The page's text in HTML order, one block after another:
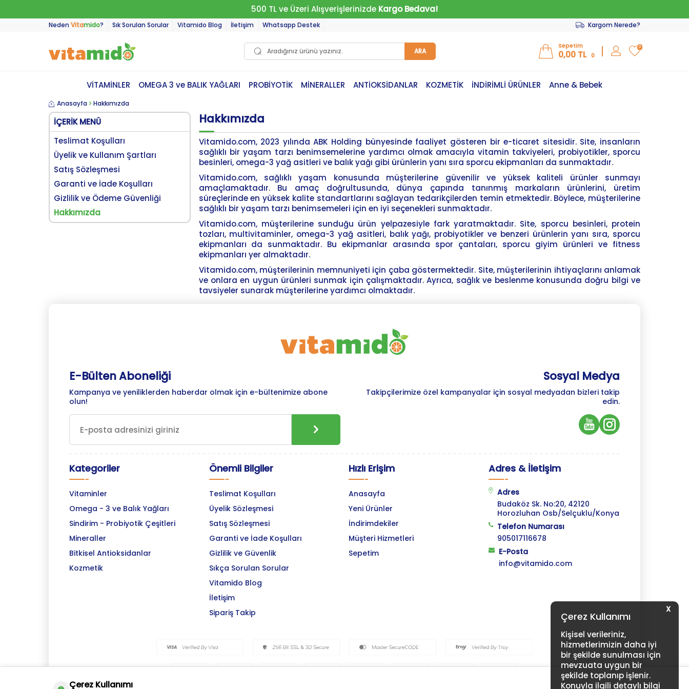
X
Çerez Kullanımı
Kişisel verileriniz,
hizmetlerimizin daha iyi
bir şekilde sunulması için
mevzuata uygun bir
şekilde toplanıp işlenir.
Konuyla ilgili detaylı bilgi
500 TL ve Üzeri Alışverişlerinizde Kargo Bedava!
Neden Vitamido? Sık Sorulan Sorular Vitamido Blog İletişim Whatsapp Destek Kargom Nerede?
ARA
Sepetim
0,00 TL 0
0
VİTAMİNLER OMEGA 3 ve BALIK YAĞLARI PROBİYOTİK MİNERALLER ANTİOKSİDANLAR KOZMETİK İNDİRİMLİ ÜRÜNLER Anne & Bebek
Anasayfa Hakkımızda
İÇERIK MENÜ
Teslimat Koşulları
Üyelik ve Kullanım Şartları
Satış Sözleşmesi
Garanti ve İade Koşulları
Gizlilik ve Ödeme Güvenliği
Hakkımızda
Hakkımızda
Vitamido.com, 2023 yılında ABK Holding bünyesinde faaliyet gösteren bir e-ticaret sitesidir. Site, insanların
sağlıklı bir yaşam tarzı benimsemelerine yardımcı olmak amacıyla vitamin takviyeleri, probiyotikler, sporcu
besinleri, omega-3 yağ asitleri ve balık yağı gibi ürünlerin yanı sıra sporcu ekipmanları da sunmaktadır.
Vitamido.com, sağlıklı yaşam konusunda müşterilerine güvenilir ve yüksek kaliteli ürünler sunmayı
amaçlamaktadır. Bu amaç doğrultusunda, dünya çapında tanınmış markaların ürünlerini, üretim
süreçlerinde en yüksek kalite standartlarını sağlayan tedarikçilerden temin etmektedir. Böylece, müşterilerine
sağlıklı bir yaşam tarzı benimsemeleri için en iyi seçenekleri sunmaktadır.
Vitamido.com, müşterilerine sunduğu ürün yelpazesiyle fark yaratmaktadır. Site, sporcu besinleri, protein
tozları, multivitaminler, omega-3 yağ asitleri, balık yağı, probiyotikler ve benzeri ürünlerin yanı sıra, sporcu
ekipmanları da sunmaktadır. Bu ekipmanlar arasında spor çantaları, sporcu giyim ürünleri ve fitness
ekipmanları yer almaktadır.
Vitamido.com, müşterilerinin memnuniyeti için çaba göstermektedir. Site, müşterilerinin ihtiyaçlarını anlamak
ve onlara en uygun ürünleri sunmak için çalışmaktadır. Ayrıca, sağlık ve beslenme konusunda doğru bilgi ve
tavsiyeler sunarak müşterilerine yardımcı olmaktadır.
E-Bülten Aboneliği
Kampanya ve yeniliklerden haberdar olmak için e-bültenimize abone
olun!
Sosyal Medya
Takipçilerimize özel kampanyalar için sosyal medyadan bizleri takip
edin.
Kategoriler
Vitaminler
Omega - 3 ve Balık Yağları
Sindirim - Probiyotik Çeşitleri
Mineraller
Bitkisel Antioksidanlar
Kozmetik
Önemli Bilgiler
Teslimat Koşulları
Üyelik Sözleşmesi
Satış Sözleşmesi
Garanti ve İade Koşulları
Gizlilik ve Güvenlik
Sıkça Sorulan Sorular
Vitamido Blog
İletişim
Sipariş Takip
Hızlı Erişim
Anasayfa
Yeni Ürünler
İndirimdekiler
Müşteri Hizmetleri
Sepetim
Adres & İletişim
Adres
Budaköz Sk. No:20, 42120
Horozluhan Osb/Selçuklu/Konya
Telefon Numarası
905017116678
E-Posta
info@vitamido.com
Çerez Kullanımı